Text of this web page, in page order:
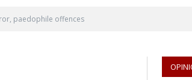
paedophile offences